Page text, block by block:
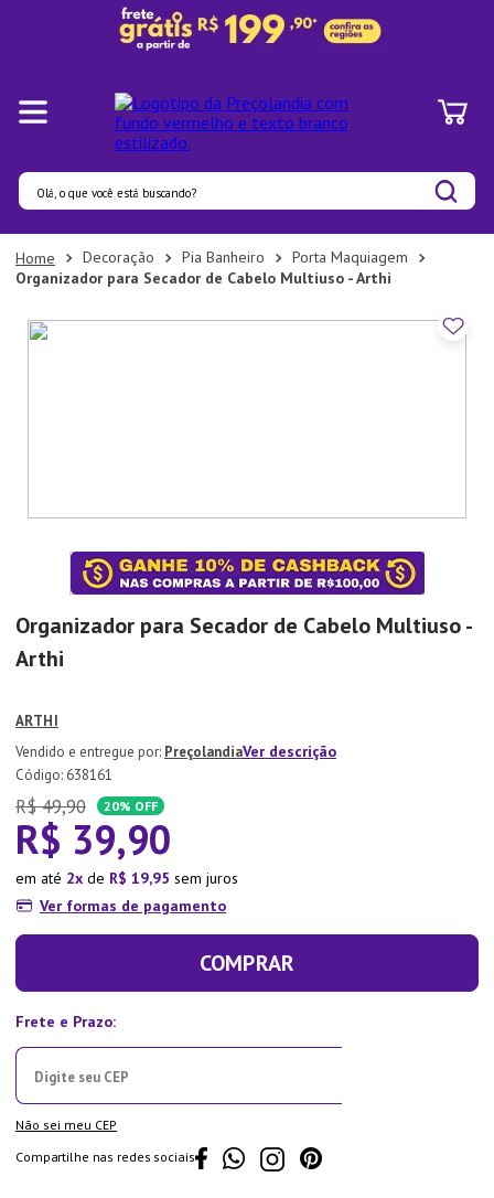
Olá, o que você está buscando?
Decoração Pia Banheiro
Porta Maquiagem
Organizador para Secador de Cabelo Multiuso - Arthi
Organizador para Secador de Cabelo Multiuso -
Arthi
ARTHI
PreçolandiaVer descrição
: 638161
R$ 49,90 20% OFF
R$ 39,90
em até 2 de R$ 19,95 sem juros
Ver formas de pagamento
COMPRAR
Não sei meu CEP
Compartilhe nas redes sociais
Termos mais buscados
1º
Pratos
2º
Panelas
7º
Copo
Aparelho Jantar
Lixeira
10º Panela Pressão